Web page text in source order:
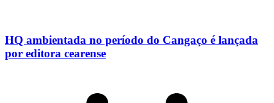
HQ ambientada no período do Cangaço é lançada
por editora cearense